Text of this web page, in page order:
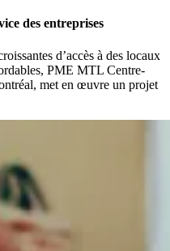
des entreprises
d’accès à des locaux
PME MTL Centre-
met en œuvre un projet